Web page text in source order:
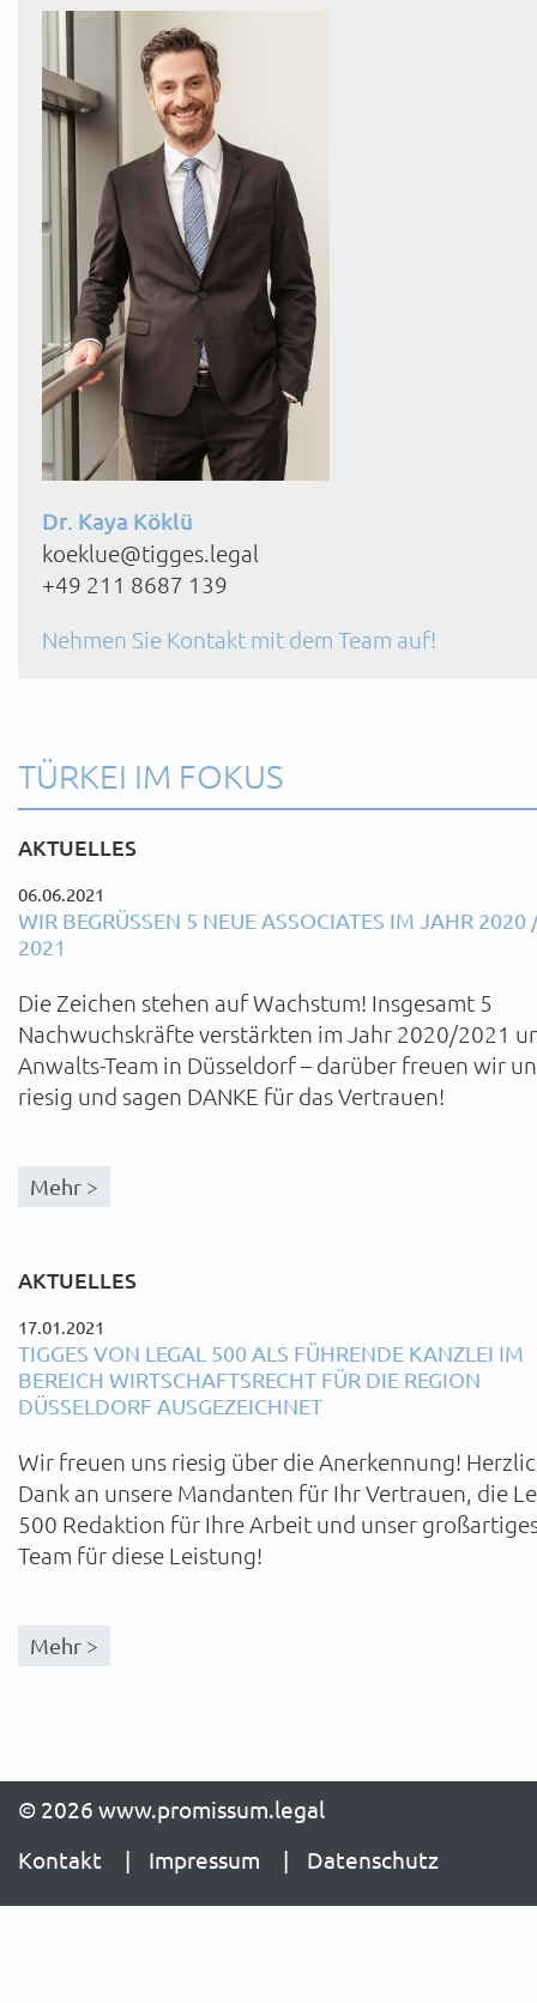
Dr. Kaya Köklü
koeklue@tigges.legal
+49 211 8687 139
Nehmen Sie Kontakt mit dem Team auf!
TÜRKEI IM FOKUS
AKTUELLES
06.06.2021
WIR BEGRÜSSEN 5 NEUE ASSOCIATES IM JAHR 2020 /
021
Die Zeichen stehen auf Wachstum! Insgesamt 5
Nachwuchskräfte verstärkten im Jahr 2020/2021
Anwalts-Team in Düsseldorf – darüber freuen wir
riesig und sagen DANKE für das Vertrauen!
Mehr >
AKTUELLES
17.01.2021
TIGGES VON LEGAL 500 ALS FÜHRENDE KANZLEI IM
BEREICH WIRTSCHAFTSRECHT FÜR DIE REGION
DÜSSELDORF AUSGEZEICHNET
Wir freuen uns riesig über die Anerkennung!
Dank an unsere Mandanten für Ihr Vertrauen, die
500 Redaktion für Ihre Arbeit und unser
Team für diese Leistung!
Mehr >
© 2026 www.promissum.legal
Kontakt
Impressum Datenschutz